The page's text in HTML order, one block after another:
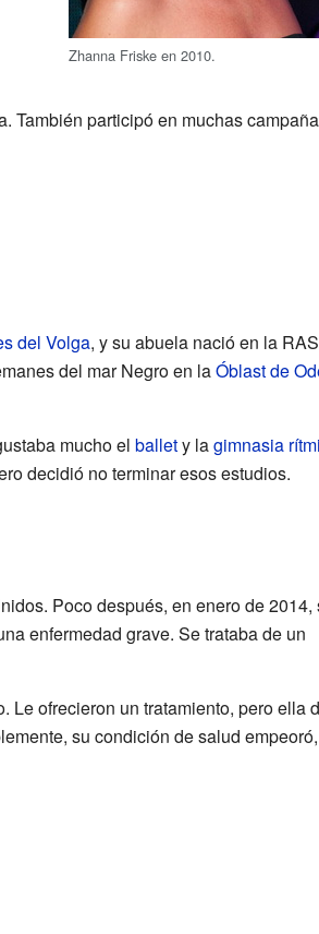
Zhanna Friske en 2010.
También participó en muchas
del Volga, y su abuela nació en la
del mar Negro en laÓblast de
mucho el ballety lagimnasia
decidió no terminar esos estudios.
Poco después, en enero de 2014,
enfermedad grave. Se trataba de un
ofrecieron un tratamiento, pero ella
su condición de salud